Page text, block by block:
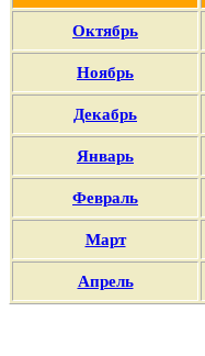
Октябрь
Ноябрь
Декабрь
Январь
Февраль
Март
Апрель